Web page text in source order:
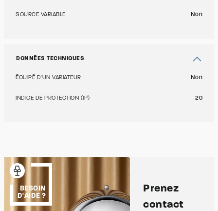
SOURCE VARIABLE Non
DONNÉES TECHNIQUES
ÉQUIPÉ D'UN VARIATEUR Non
INDICE DE PROTECTION (IP) 20
BESOIN
D'AIDE ?
Prenez
contact